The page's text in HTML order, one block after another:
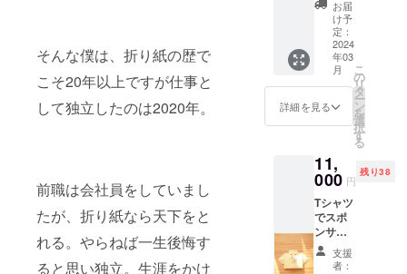
そんな僕は、折り紙の歴で
こそ20年以上ですが仕事と
して独立したのは2020年。
前職は会社員をしていまし
たが、折り紙なら天下をと
れる。やらねば一生後悔す
ると思い独立。生涯をかけ
下とし
ても
リース
として
も飾れ
るリー
と緑で
作れば
マス
オーナ
メント
にもな
るよ！
リース
は6枚の
紙を使
お送り
くださ
い。折
り鶴の
幅は約
3cm 金
めた高
さは約
考欄か
らお送
りくだ
さい。
致しま
す！ ス
ポン
サー期
間はフ
ランス
渡航開
国する
まで 本
名で
も、メ
ンショ
ンで
も、記
載希望
に着け
られる
アクセ
サリー
に。 折
り紙イ
ヤリン
グ / ピア
ス 松
です。
いまや
職人が
全国で
一人と
なって
しまっ
た浜松
お届
け予
定：
2024
年03
月
詳細を見る
こ
の
リ
タ
ー
ン
を
選
択
す
る
11,
000 円
残り38
Tシャツ
でスポ
ンサー
応援権
現地で
支援
者：